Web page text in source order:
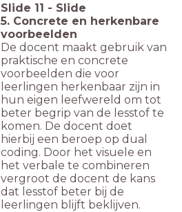
Slide 11 - Slide
5. Concrete en herkenbare
voorbeelden
De docent maakt gebruik van
praktische en concrete
voorbeelden die voor
leerlingen herkenbaar zijn in
hun eigen leefwereld om tot
beter begrip van de lesstof te
komen. De docent doet
hierbij een beroep op dual
coding. Door het visuele en
het verbale te combineren
vergroot de docent de kans
dat lesstof beter bij de
leerlingen blijft beklijven.